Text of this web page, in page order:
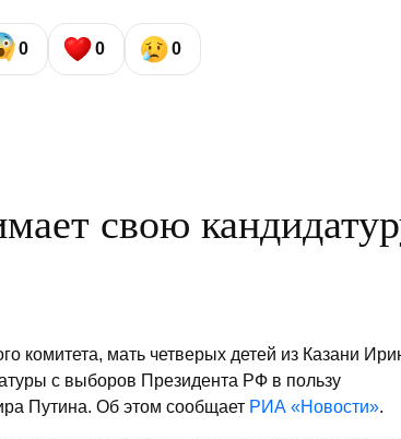
0 0 0
свою
комитета, мать четверых детей из Казани
с выборов Президента РФ в пользу
Путина. Об этом сообщает РИА «Новости».